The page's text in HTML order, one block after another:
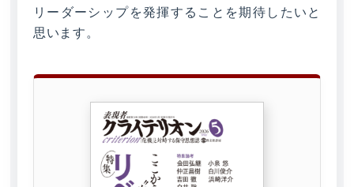
リーダーシップを発揮することを期待したいと
思います。